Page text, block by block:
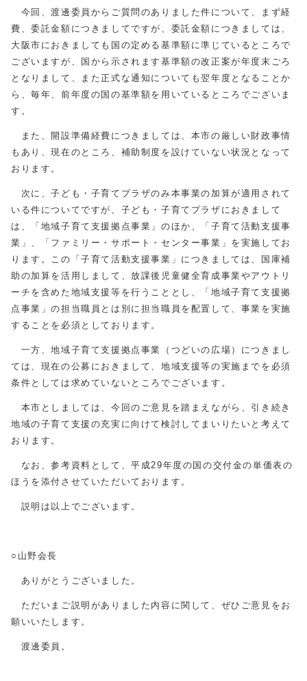
今回、渡邊委員からご質問のありました件について、まず経
費、委託金額につきましてですが、委託金額につきましては、
大阪市におきましても国の定める基準額に準じているところで
ございますが、国から示されます基準額の改正案が年度末ごろ
となりまして、また正式な通知についても翌年度となることか
ら、毎年、前年度の国の基準額を用いているところでございま
す。
また、開設準備経費につきましては、本市の厳しい財政事情
もあり、現在のところ、補助制度を設けていない状況となって
おります。
次に、子ども・子育てプラザのみ本事業の加算が適用されて
いる件についてですが、子ども・子育てプラザにおきまして
は、「地域子育て支援拠点事業」のほか、「子育て活動支援事
業」、「ファミリー・サポート・センター事業」を実施してお
ります。この「子育て活動支援事業」につきましては、国庫補
助の加算を活用しまして、放課後児童健全育成事業やアウトリ
ーチを含めた地域支援等を行うこととし、「地域子育て支援拠
点事業」の担当職員とは別に担当職員を配置して、事業を実施
することを必須としております。
一方、地域子育て支援拠点事業（つどいの広場）につきまし
ては、現在の公募におきまして、地域支援等の実施までを必須
条件としては求めていないところでございます。
本市としましては、今回のご意見を踏まえながら、引き続き
地域の子育て支援の充実に向けて検討してまいりたいと考えて
おります。
なお、参考資料として、平成29年度の国の交付金の単価表の
ほうを添付させていただいております。
説明は以上でございます。
○山野会長
ありがとうございました。
ただいまご説明がありました内容に関して、ぜひご意見をお
願いいたします。
渡邊委員。